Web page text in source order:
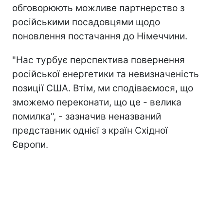
обговорюють можливе партнерство з
російськими посадовцями щодо
поновлення постачання до Німеччини.
"Нас турбує перспектива повернення
російської енергетики та невизначеність
позиції США. Втім, ми сподіваємося, що
зможемо переконати, що це - велика
помилка", - зазначив неназваний
представник однієї з країн Східної
Європи.